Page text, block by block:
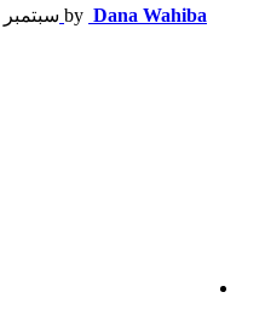
by Dana Wahiba سبتمبر 16, 2023, 12:44 م